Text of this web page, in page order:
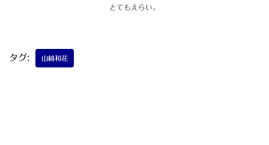
とてもえらい。
タグ: 山﨑和花